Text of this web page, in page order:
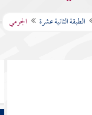
الطبقة الثانية عشرة الجرمي